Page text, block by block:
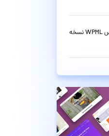
افزونه قدرتمند چند زبانه کردن سایت وردپرس WPML نسخه